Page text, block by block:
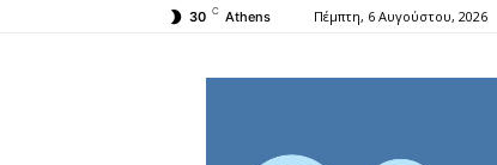
30 C Athens Πέμπτη, 6 Αυγούστου, 2026